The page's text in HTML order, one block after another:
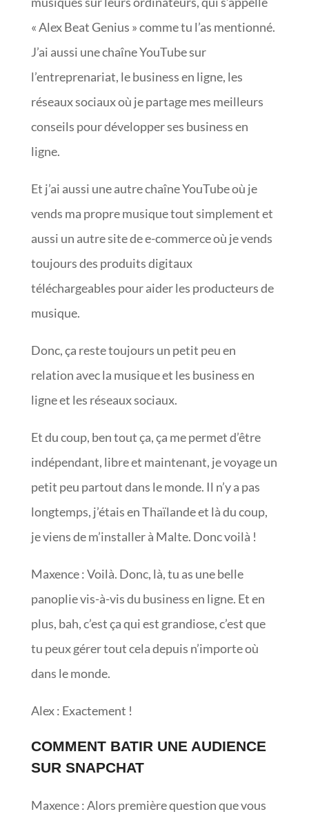
« Alex Beat Genius » comme tu l’as mentionné.
J’ai aussi une chaîne YouTube sur
l’entreprenariat, le business en ligne, les
réseaux sociaux où je partage mes meilleurs
conseils pour développer ses business en
ligne.
Et j’ai aussi une autre chaîne YouTube où je
vends ma propre musique tout simplement et
aussi un autre site de e-commerce où je vends
toujours des produits digitaux
téléchargeables pour aider les producteurs de
musique.
Donc, ça reste toujours un petit peu en
relation avec la musique et les business en
ligne et les réseaux sociaux.
Et du coup, ben tout ça, ça me permet d’être
indépendant, libre et maintenant, je voyage un
petit peu partout dans le monde. Il n’y a pas
longtemps, j’étais en Thaïlande et là du coup,
je viens de m’installer à Malte. Donc voilà !
Maxence : Voilà. Donc, là, tu as une belle
panoplie vis-à-vis du business en ligne. Et en
plus, bah, c’est ça qui est grandiose, c’est que
tu peux gérer tout cela depuis n’importe où
dans le monde.
Alex : Exactement !
COMMENT BATIR UNE AUDIENCE
SUR SNAPCHAT
Maxence : Alors première question que vous